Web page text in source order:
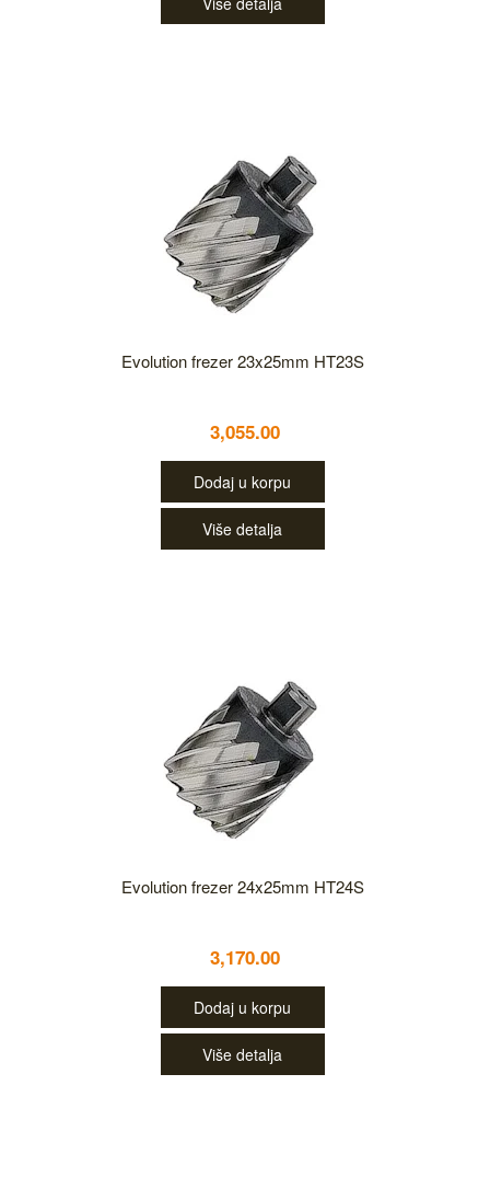
Evolution frezer 23x25mm HT23S
3,055.00
Dodaj u korpu
Više detalja
Evolution frezer 24x25mm HT24S
3,170.00
Dodaj u korpu
Više detalja